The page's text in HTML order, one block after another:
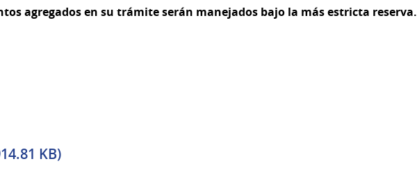
agregados en su trámite serán manejados bajo la más estricta reserva.
KB)